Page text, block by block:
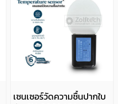
เซนเซอร์วัดความชื้นปากใบ